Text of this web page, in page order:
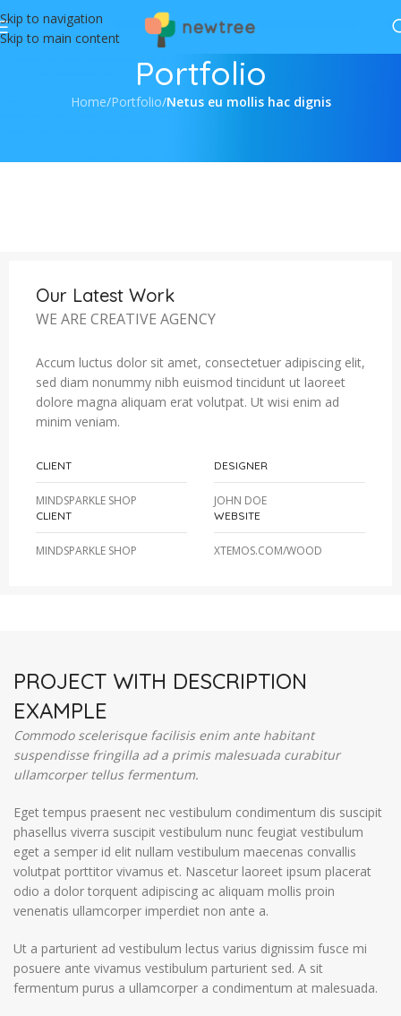
Skip to navigation
Skip to main content
Portfolio
Home/Portfolio/Netus eu mollis hac dignis
Our Latest Work
WE ARE CREATIVE AGENCY
Accum luctus dolor sit amet, consectetuer adipiscing elit,
sed diam nonummy nibh euismod tincidunt ut laoreet
dolore magna aliquam erat volutpat. Ut wisi enim ad
minim veniam.
CLIENT
MINDSPARKLE SHOP
DESIGNER
JOHN DOE
CLIENT
MINDSPARKLE SHOP
WEBSITE
XTEMOS.COM/WOOD
PROJECT WITH DESCRIPTION
EXAMPLE
Commodo scelerisque facilisis enim ante habitant
suspendisse fringilla ad a primis malesuada curabitur
ullamcorper tellus fermentum.
Eget tempus praesent nec vestibulum condimentum dis suscipit
phasellus viverra suscipit vestibulum nunc feugiat vestibulum
eget a semper id elit nullam vestibulum maecenas convallis
volutpat porttitor vivamus et. Nascetur laoreet ipsum placerat
odio a dolor torquent adipiscing ac aliquam mollis proin
venenatis ullamcorper imperdiet non ante a.
Ut a parturient ad vestibulum lectus varius dignissim fusce mi
posuere ante vivamus vestibulum parturient sed. A sit
fermentum purus a ullamcorper a condimentum at malesuada.